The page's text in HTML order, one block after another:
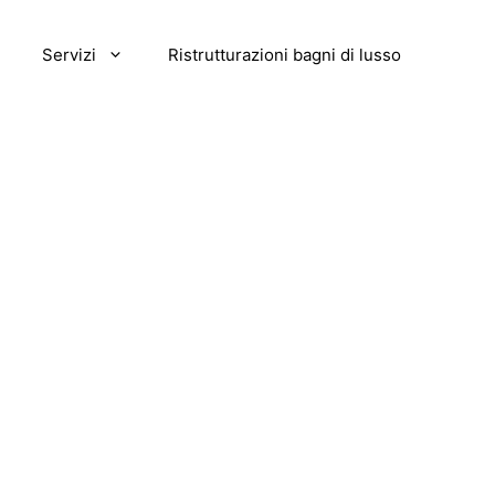
Servizi Ristrutturazioni bagni di lusso